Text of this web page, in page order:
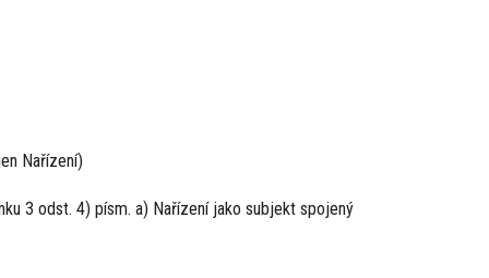
Nařízení)
3 odst. 4) písm. a) Nařízení jako subjekt spojený